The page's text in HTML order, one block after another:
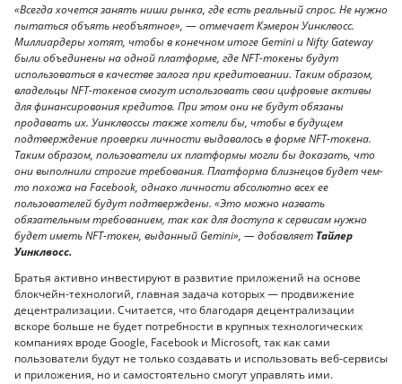
«Всегда хочется занять ниши рынка, где есть реальный спрос. Не нужно
пытаться объять необъятное», — отмечает Кэмерон Уинклвосс.
Миллиардеры хотят, чтобы в конечном итоге Gemini и Nifty Gateway
были объединены на одной платформе, где NFT-токены будут
использоваться в качестве залога при кредитовании. Таким образом,
владельцы NFT-токенов смогут использовать свои цифровые активы
для финансирования кредитов. При этом они не будут обязаны
продавать их. Уинклвоссы также хотели бы, чтобы в будущем
подтверждение проверки личности выдавалось в форме NFT-токена.
Таким образом, пользователи их платформы могли бы доказать, что
они выполнили строгие требования. Платформа близнецов будет чем-
то похожа на Facebook, однако личности абсолютно всех ее
пользователей будут подтверждены. «Это можно назвать
обязательным требованием, так как для доступа к сервисам нужно
будет иметь NFT-токен, выданный Gemini», — добавляет Тайлер
Уинклвосс.
Братья активно инвестируют в развитие приложений на основе
блокчейн-технологий, главная задача которых — продвижение
децентрализации. Считается, что благодаря децентрализации
вскоре больше не будет потребности в крупных технологических
компаниях вроде Google, Facebook и Microsoft, так как сами
пользователи будут не только создавать и использовать веб-сервисы
и приложения, но и самостоятельно смогут управлять ими.